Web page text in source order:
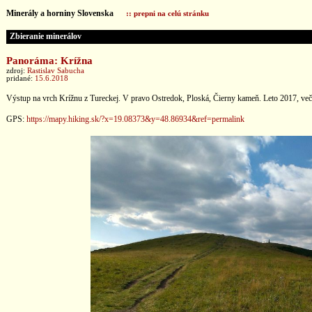
Minerály a horniny Slovenska :: prepni na celú stránku
Zbieranie minerálov
Panoráma: Krížna
zdroj: Rastislav Sabucha
pridané: 15.6.2018
Výstup na vrch Krížnu z Tureckej. V pravo Ostredok, Ploská, Čierny kameň. Leto 2017,
GPS: https://mapy.hiking.sk/?x=19.08373&y=48.86934&ref=permalink